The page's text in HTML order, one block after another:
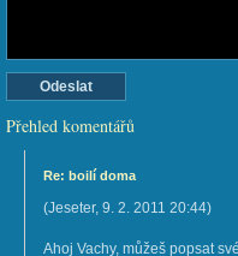
Přehled komentářů
Re: boilí doma
(Jeseter, 9. 2. 2011 20:44)
Ahoj Vachy, můžeš popsat